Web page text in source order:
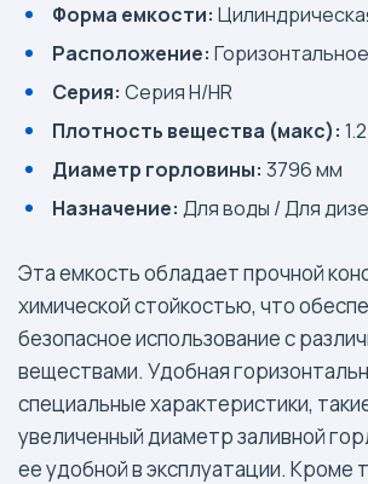
Форма емкости:
Расположение: Горизонтальное
Серия: Серия H/HR
Плотность вещества (макс):
Диаметр горловины: 3796 мм
Назначение: Для воды / Для
Эта емкость обладает прочной
химической стойкостью, что
безопасное использование с
веществами. Удобная
специальные характеристики,
увеличенный диаметр заливной
ее удобной в эксплуатации. Кроме